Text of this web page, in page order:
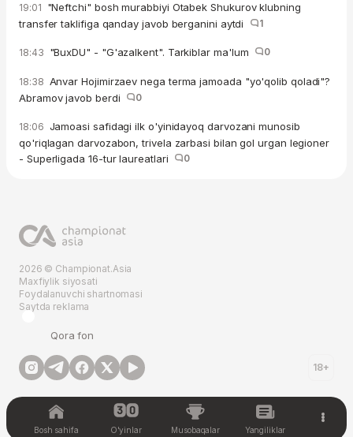
19:01 "Neftchi" bosh murabbiyi Otabek Shukurov klubning
transfer taklifiga qanday javob berganini aytdi
1
18:43 "BuxDU" - "G'azalkent". Tarkiblar ma'lum 0
18:38 Anvar Hojimirzaev nega terma jamoada "yo'qolib qoladi"?
Abramov javob berdi
0
18:06 Jamoasi safidagi ilk o'yinidayoq darvozani munosib
qo'riqlagan darvozabon, trivela zarbasi bilan gol urgan legioner
- Superligada 16-tur laureatlari
0
2026 © Championat.Asia
Maxfiylik siyosati
Foydalanuvchi shartnomasi
Saytda reklama
Qora fon
18+
Bosh sahifa O'yinlar Musobaqalar Yangiliklar